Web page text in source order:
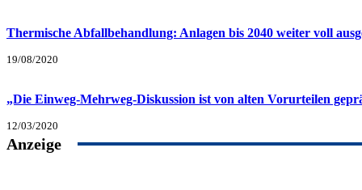
Thermische Abfallbehandlung: Anlagen bis 2040 weiter voll
19/08/2020
„Die Einweg-Mehrweg-Diskussion ist von alten Vorurteilen
12/03/2020
Anzeige